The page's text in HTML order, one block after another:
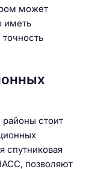
может
иметь
стоит
спутниковая
позволяют